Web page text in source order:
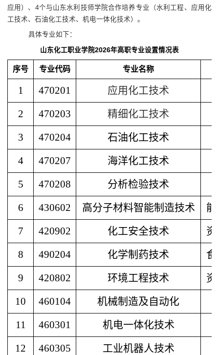
应用）、4个与山东水利技师学院合作培养专业（水利工程、应用化
工技术、石油化工技术、机电一体化技术）。
具体专业如下：
山东化工职业学院2026年高职专业设置情况表
序号 专业代码 专业名称
1 470201 应用化工技术
2
470203 精细化工技术
3
470204 石油化工技术
4
470207 海洋化工技术
5
470208 分析检验技术
6
430602 高分子材料智能制造技术
7
420902 化工安全技术
8
490204 化学制药技术
9
420802 环境工程技术
10
460104
机械制造及自动化
11
460301
机电一体化技术
12
460305
工业机器人技术